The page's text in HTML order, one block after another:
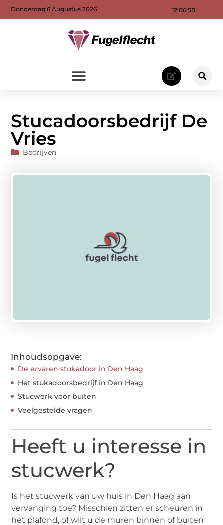
12:06:59
Donderdag 6 Augustus 2026
Stucadoorsbedrijf De
Vries
Bedrijven
Inhoudsopgave:
De ervaren stukadoor in Den Haag
Het stukadoorsbedrijf in Den Haag
Stucwerk voor buiten
Veelgestelde vragen
Heeft u interesse in
stucwerk?
Is het stucwerk van uw huis in Den Haag aan
vervanging toe? Misschien zitten er scheuren in
het plafond, of wilt u de muren binnen of buiten